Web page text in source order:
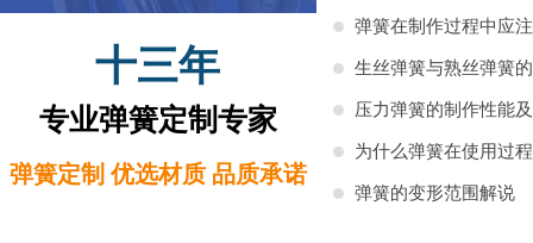
十三年
专业弹簧定制专家
弹簧定制 优选材质 品质承诺
弹簧在制作过程中应
生丝弹簧与熟丝弹簧
压力弹簧的制作性能
为什么弹簧在使用过
弹簧的变形范围解说